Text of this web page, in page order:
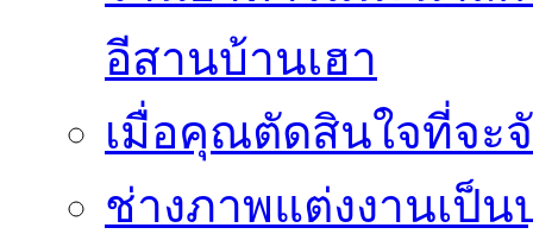
อีสานบ้านเฮา
เมื่อคุณตัดสินใจที่จะ
ช่างภาพแต่งงานเป็